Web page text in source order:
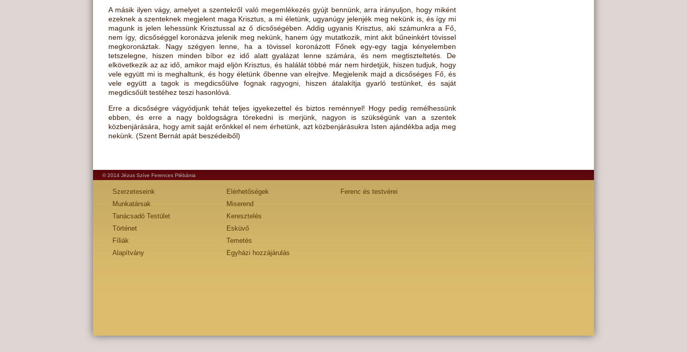
A másik ilyen vágy, amelyet a szentekről való megemlékezés gyújt bennünk, arra irányuljon, hogy miként
ezeknek a szenteknek megjelent maga Krisztus, a mi életünk, ugyanúgy jelenjék meg nekünk is, és így mi
magunk is jelen lehessünk Krisztussal az ő dicsőségében. Addig ugyanis Krisztus, aki számunkra a Fő,
nem így, dicsőséggel koronázva jelenik meg nekünk, hanem úgy mutatkozik, mint akit bűneinkért tövissel
megkoronáztak. Nagy szégyen lenne, ha a tövissel koronázott Főnek egy-egy tagja kényelemben
tetszelegne, hiszen minden bíbor ez idő alatt gyalázat lenne számára, és nem megtiszteltetés. De
elkövetkezik az az idő, amikor majd eljön Krisztus, és halálát többé már nem hirdetjük, hiszen tudjuk, hogy
vele együtt mi is meghaltunk, és hogy életünk őbenne van elrejtve. Megjelenik majd a dicsőséges Fő, és
vele együtt a tagok is megdicsőülve fognak ragyogni, hiszen átalakítja gyarló testünket, és saját
megdicsőült testéhez teszi hasonlóvá.
Erre a dicsőségre vágyódjunk tehát teljes igyekezettel és biztos reménnyel! Hogy pedig remélhessünk
ebben, és erre a nagy boldogságra törekedni is merjünk, nagyon is szükségünk van a szentek
közbenjárására, hogy amit saját erőnkkel el nem érhetünk, azt közbenjárásukra Isten ajándékba adja meg
nekünk. (Szent Bernát apát beszédeiből)
© 2014 Jézus Szíve Ferences Plébánia
Szerzeteseink
Munkatársak
Tanácsadó Testület
Történet
Fíliák
Alapítvány
Elérhetőségek
Miserend
Keresztelés
Esküvő
Temetés
Egyházi hozzájárulás
Ferenc és testvérei